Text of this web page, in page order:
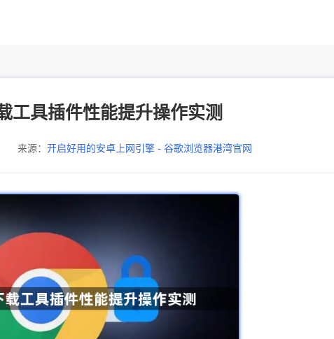
工具插件性能提升操作实测
来源： 开启好用的安卓上网引擎 - 谷歌浏览器港湾官网